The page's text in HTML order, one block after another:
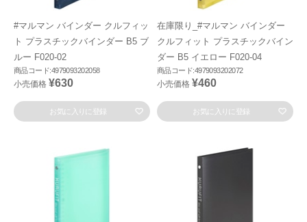
#マルマン バインダー クルフィッ
ト プラスチックバインダー B5 ブ
ルー F020-02
商品コード:4979093202058
小売価格 ¥630
お気に入りに登録
在庫限り_#マルマン バインダー
クルフィット プラスチックバイン
ダー B5 イエロー F020-04
商品コード:4979093202072
小売価格 ¥460
お気に入りに登録